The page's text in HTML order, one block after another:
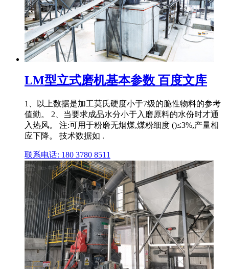
LM型立式磨机基本参数 百度文库
1、以上数据是加工莫氏硬度小于7级的脆性物料的参考
值勤。 2、当要求成品水分小于入磨原料的水份时才通
入热风。 注:可用于粉磨无烟煤,煤粉细度 ()≤3%,产量相
应下降。 技术数据如 .
联系电话: 180 3780 8511